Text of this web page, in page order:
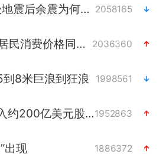
四川宜宾5.5级地震后余震为何不断 2058165
2026年7月份居民消费价格同比上涨0.5% 2036360
8米巨浪到狂浪 1998561
伯克希尔净买入约200亿美元股票1952863
出现 1886372